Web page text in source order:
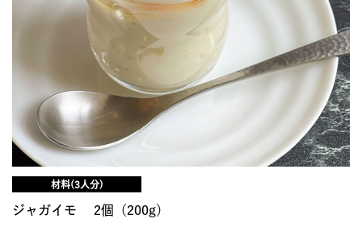
材料(3人分)
ジャガイモ 2個（200g）